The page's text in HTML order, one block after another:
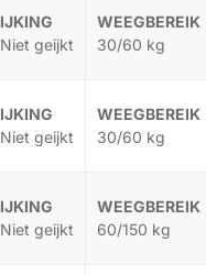
Niet geijkt 30/60 kg
Niet geijkt 30/60 kg
Niet geijkt 60/150 kg